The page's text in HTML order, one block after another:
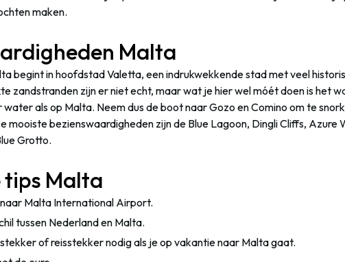
maken.
Malta
begint in hoofdstad Valetta, een indrukwekkende stad met veel
zandstranden zijn er niet echt, maar wat je hier wel móét doen is het
als op Malta. Neem dus de boot naar Gozo en Comino om te
mooiste bezienswaardigheden zijn de Blue Lagoon, Dingli Cliffs, Azure
Grotto.
Malta
Malta International Airport.
tussen Nederland en Malta.
of reisstekker nodig als je op vakantie naar Malta gaat.